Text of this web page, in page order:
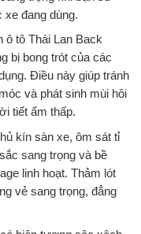
xe đang dùng.
ô tô Thái Lan Back
bị bong trót của các
Điều này giúp tránh
và phát sinh mùi hôi
tiết ẩm thấp.
kín sàn xe, ôm sát tỉ
sang trọng và bề
linh hoạt. Thảm lót
vẻ sang trọng, đẳng